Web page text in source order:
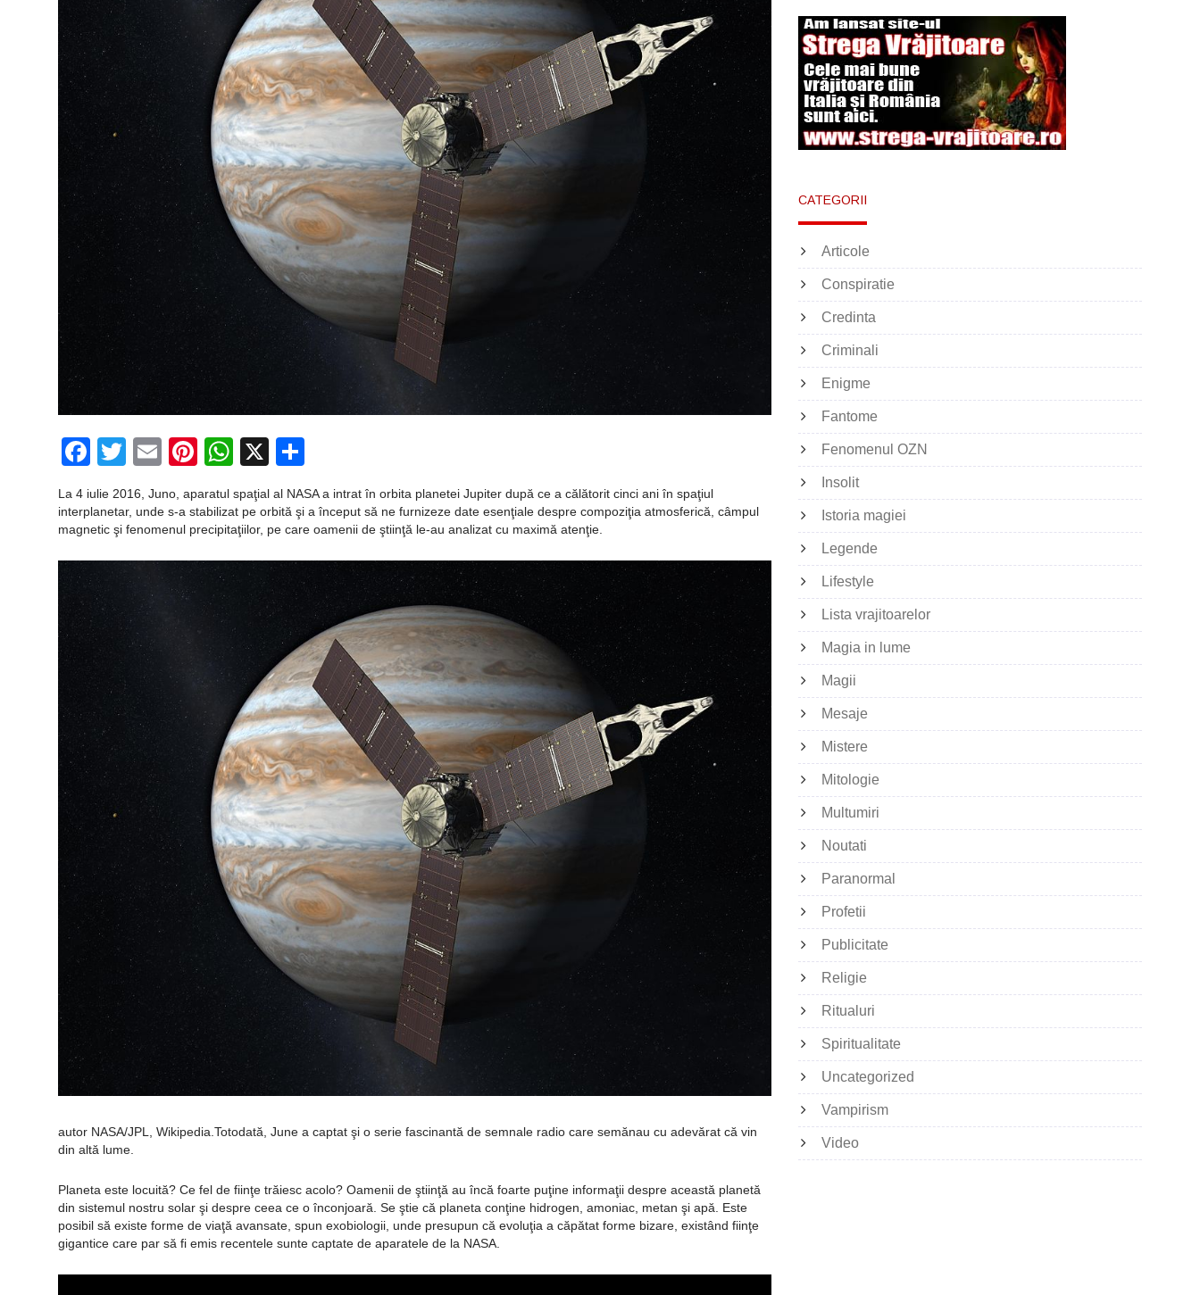
Facebook
Twitter
EmailPinterest
WhatsApp
X
La 4 iulie 2016, Juno, aparatul spaţial al NASA a intrat în orbita planetei Jupiter după ce a călătorit cinci ani în spaţiul
interplanetar, unde s-a stabilizat pe orbită şi a început să ne furnizeze date esenţiale despre compoziţia atmosferică, câmpul
magnetic şi fenomenul precipitaţiilor, pe care oamenii de ştiinţă le-au analizat cu maximă atenţie.
autor NASA/JPL, Wikipedia.Totodată, June a captat şi o serie fascinantă de semnale radio care semănau cu adevărat că vin
din altă lume.
Planeta este locuită? Ce fel de fiinţe trăiesc acolo? Oamenii de ştiinţă au încă foarte puţine informaţii despre această planetă
din sistemul nostru solar şi despre ceea ce o înconjoară. Se ştie că planeta conţine hidrogen, amoniac, metan şi apă. Este
posibil să existe forme de viaţă avansate, spun exobiologii, unde presupun că evoluţia a căpătat forme bizare, existând fiinţe
gigantice care par să fi emis recentele sunte captate de aparatele de la NASA.
CATEGORII
Articole
Conspiratie
Credinta
Criminali
Enigme
Fantome
Fenomenul OZN
Insolit
Istoria magiei
Legende
Lifestyle
Lista vrajitoarelor
Magia in lume
Magii
Mesaje
Mistere
Mitologie
Multumiri
Noutati
Paranormal
Profetii
Publicitate
Religie
Ritualuri
Spiritualitate
Uncategorized
Vampirism
Video